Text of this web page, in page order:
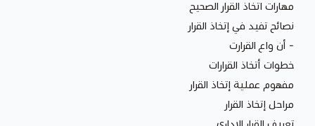
مهارات اتخاذ القرار الصحيح
نصائح تفيد في إتخاذ القرار
- أن واع القرارت
خطوات أتخاذ القرارات
مفهوم عملية إتخاذ القرار
مراحل إتخاذ القرار
تعريف القرار الإداري